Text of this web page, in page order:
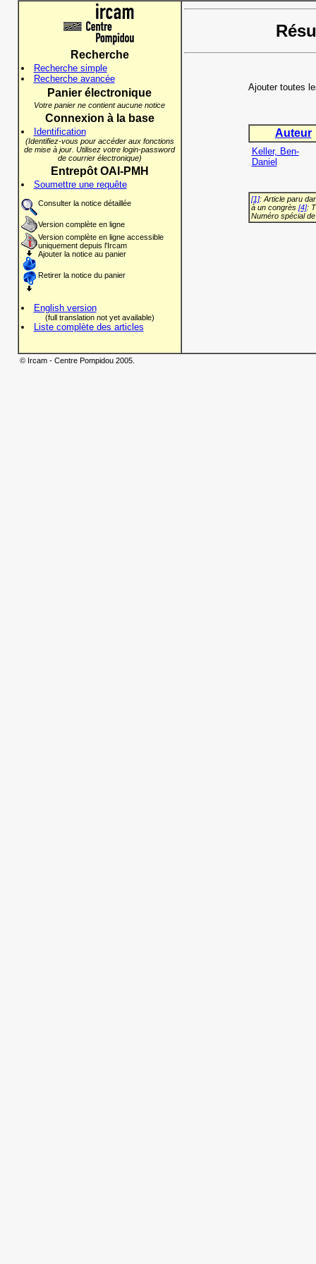
Recherche
Recherche simple
Recherche avancée
Panier électronique
Votre panier ne contient aucune notice
Connexion à la base
Identification
(Identifiez-vous pour accéder aux fonctions
de mise à jour. Utilisez votre login-password
de courrier électronique)
Entrepôt OAI-PMH
Soumettre une requête
Consulter la notice détaillée
Version complète en ligne
Version complète en ligne accessible
uniquement depuis l'Ircam
Ajouter la notice au panier
Retirer la notice du panier
English version
(full translation not yet available)
Liste complète des articles
Ajouter toutes
Auteur
Keller, Ben-
Daniel
[1]: Article paru
à un congrès [4]:
Numéro spécial
© Ircam - Centre Pompidou 2005.